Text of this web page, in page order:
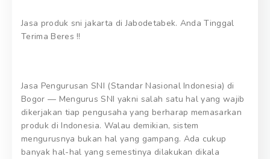
Jasa produk sni jakarta di Jabodetabek. Anda Tinggal
Terima Beres !!
Jasa Pengurusan SNI (Standar Nasional Indonesia) di
Bogor — Mengurus SNI yakni salah satu hal yang wajib
dikerjakan tiap pengusaha yang berharap memasarkan
produk di Indonesia. Walau demikian, sistem
mengurusnya bukan hal yang gampang. Ada cukup
banyak hal-hal yang semestinya dilakukan dikala